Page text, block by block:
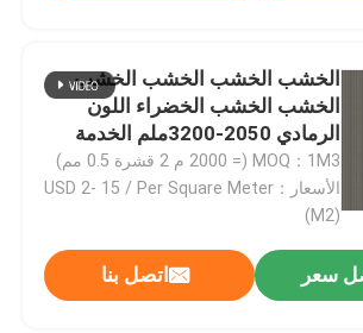
الخشب الخشب الخشب الخشب
الخشب الخشب الخضراء اللون
الرمادي 2050-3200ملم الخدمة
المخصصة
MOQ：1M3 (= 2000 م 2 قشرة 0.5 مم)
الأسعار：USD 2- 15 / Per Square Meter
(M2)
سعر اتصل بنا